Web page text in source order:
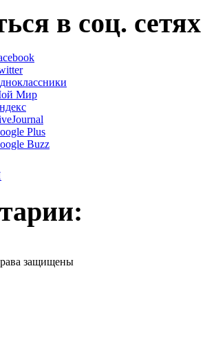
в соц. сетях
защищены